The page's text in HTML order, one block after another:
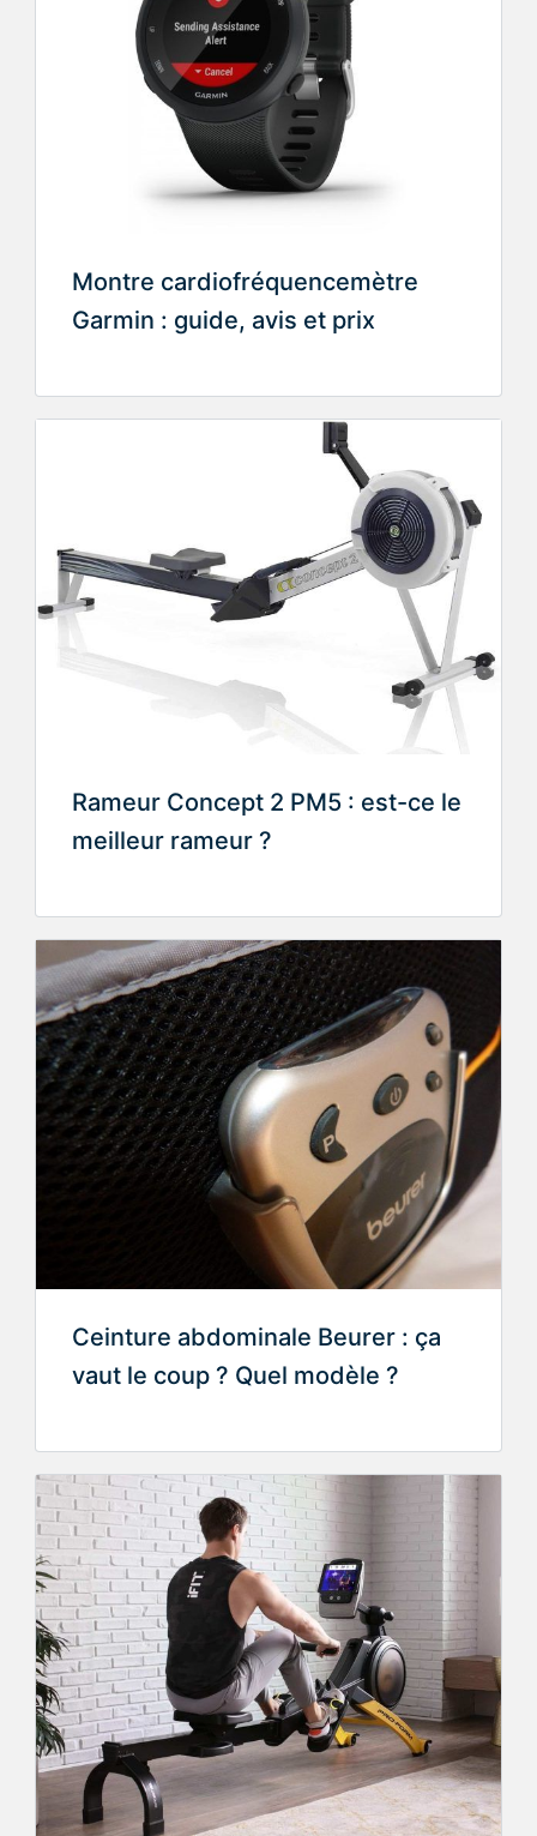
Montre cardiofréquencemètre
Garmin : guide, avis et prix
Rameur Concept 2 PM5 : est-ce le
meilleur rameur ?
Ceinture abdominale Beurer : ça
vaut le coup ? Quel modèle ?